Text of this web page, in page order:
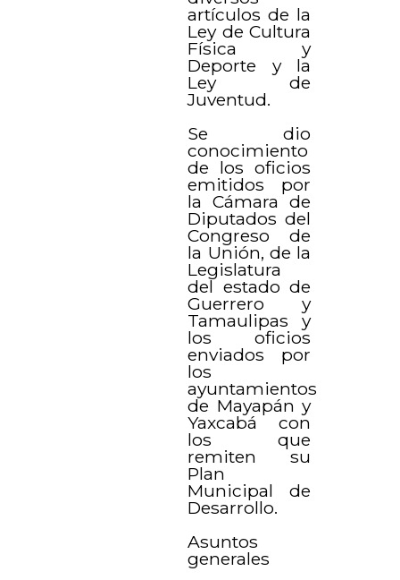
artículos de la
Ley de Cultura
Física y
Deporte y la
Ley de
Juventud.
Se dio
conocimiento
de los oficios
emitidos por
la Cámara de
Diputados del
Congreso de
la Unión, de la
Legislatura
del estado de
Guerrero y
Tamaulipas y
los oficios
enviados por
los
ayuntamientos
de Mayapán y
Yaxcabá con
los que
remiten su
Plan
Municipal de
Desarrollo.
Asuntos
generales